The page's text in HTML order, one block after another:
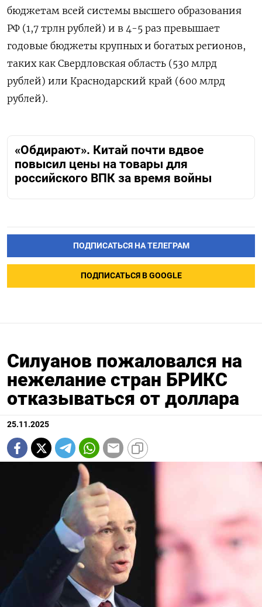
бюджетам всей системы высшего образования
РФ (1,7 трлн рублей) и в 4-5 раз превышает
годовые бюджеты крупных и богатых регионов,
таких как Свердловская область (530 млрд
рублей) или Краснодарский край (600 млрд
рублей).
«Обдирают». Китай почти вдвое
повысил цены на товары для
российского ВПК за время войны
ПОДПИСАТЬСЯ НА ТЕЛЕГРАМ
ПОДПИСАТЬСЯ В GOOGLE
Силуанов пожаловался на
нежелание стран БРИКС
отказываться от доллара
25.11.2025